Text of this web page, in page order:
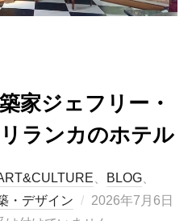
家ジェフリー・
ランカのホテル
BLOG
・デザイン
投
2026年7月6日